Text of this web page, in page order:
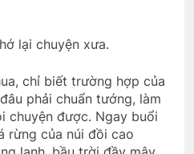
lại chuyện xưa.
chỉ biết trường hợp của
phải chuẩn tướng, làm
chuyện được. Ngay buổi
rừng của núi đồi cao